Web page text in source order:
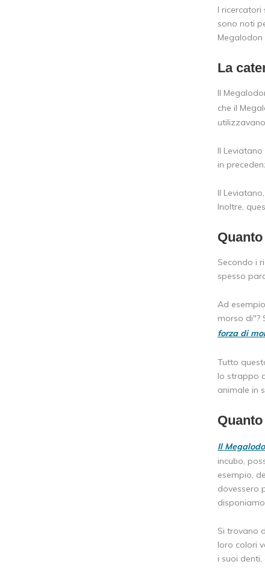
I
sono noti
La
Il
che il
Il
in
Il
Inoltre,
Secondo i
spesso
Ad
morso di"?
forza di
Tutto
lo strappo
animale in
Il
incubo,
esempio,
dovessero
Si trovano
loro colori
i suoi